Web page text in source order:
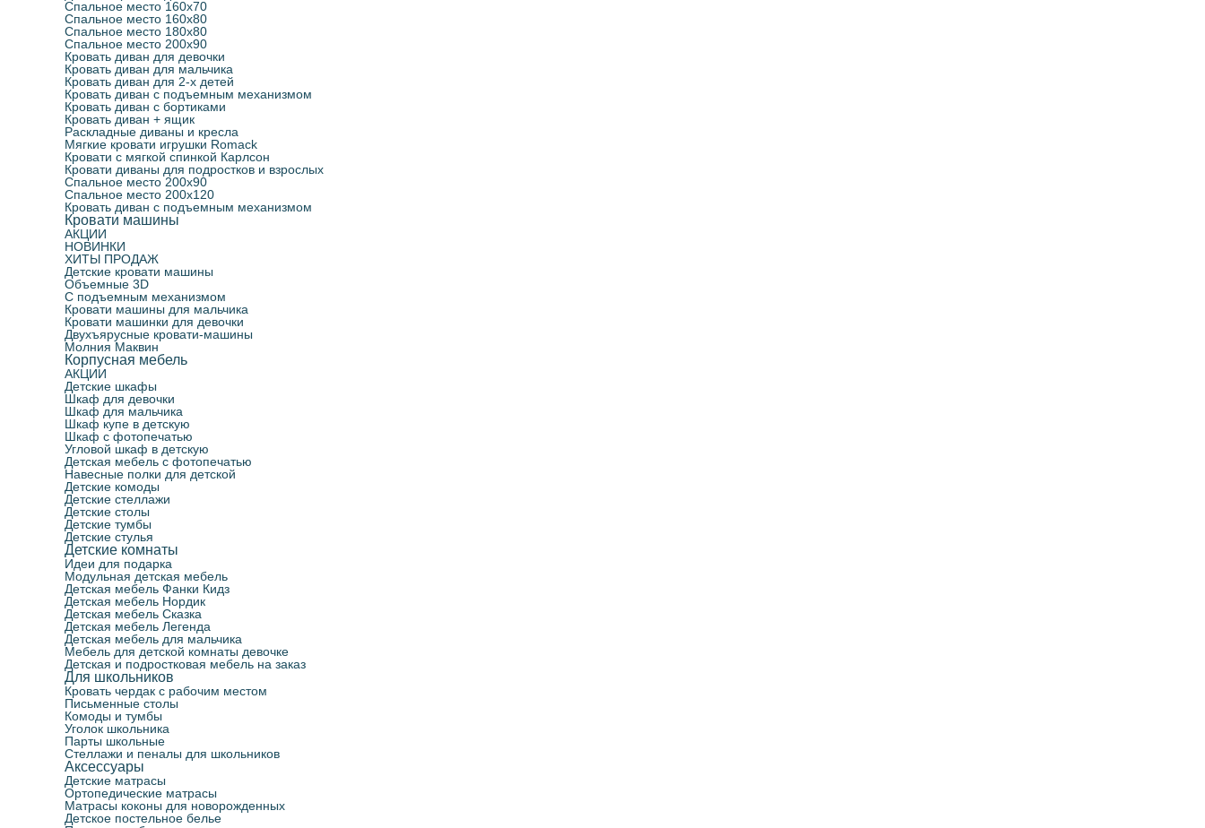
Спальное место 160х70
Спальное место 160х80
Спальное место 180х80
Спальное место 200х90
Кровать диван для девочки
Кровать диван для мальчика
Кровать диван для 2-х детей
Кровать диван с подъемным механизмом
Кровать диван с бортиками
Кровать диван + ящик
Раскладные диваны и кресла
Мягкие кровати игрушки Romack
Кровати с мягкой спинкой Карлсон
Кровати диваны для подростков и взрослых
Спальное место 200х90
Спальное место 200х120
Кровать диван с подъемным механизмом
Кровати машины
АКЦИИ
НОВИНКИ
ХИТЫ ПРОДАЖ
Детские кровати машины
Объемные 3D
С подъемным механизмом
Кровати машины для мальчика
Кровати машинки для девочки
Двухъярусные кровати-машины
Молния Маквин
Корпусная мебель
АКЦИИ
Детские шкафы
Шкаф для девочки
Шкаф для мальчика
Шкаф купе в детскую
Шкаф с фотопечатью
Угловой шкаф в детскую
Детская мебель с фотопечатью
Навесные полки для детской
Детские комоды
Детские стеллажи
Детские столы
Детские тумбы
Детские стулья
Детские комнаты
Идеи для подарка
Модульная детская мебель
Детская мебель Фанки Кидз
Детская мебель Нордик
Детская мебель Сказка
Детская мебель Легенда
Детская мебель для мальчика
Мебель для детской комнаты девочке
Детская и подростковая мебель на заказ
Для школьников
Кровать чердак с рабочим местом
Письменные столы
Комоды и тумбы
Уголок школьника
Парты школьные
Стеллажи и пеналы для школьников
Аксессуары
Детские матрасы
Ортопедические матрасы
Матрасы коконы для новорожденных
Детское постельное белье